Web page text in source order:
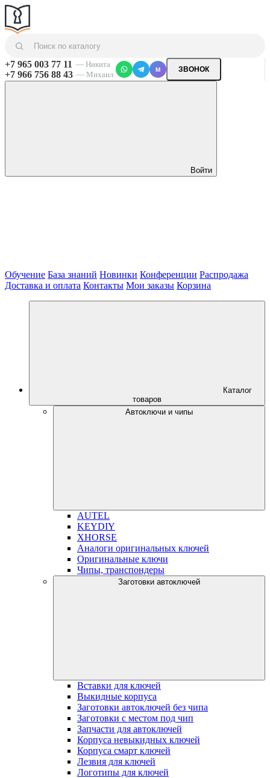
+7 965 003 77 11 — Никита
+7 966 756 88 43 — Михаил
M ЗВОНОК
Войти
Обучение База знаний Новинки Конференции Распродажа
Доставка и оплата Контакты Мои заказы Корзина
Каталог
товаров
Автоключи и чипы
AUTEL
KEYDIY
XHORSE
Аналоги оригинальных ключей
Оригинальные ключи
Чипы, транспондеры
Заготовки автоключей
Вставки для ключей
Выкидные корпуса
Заготовки автоключей без чипа
Заготовки с местом под чип
Запчасти для автоключей
Корпуса невыкидных ключей
Корпуса смарт ключей
Лезвия для ключей
Логотипы для ключей